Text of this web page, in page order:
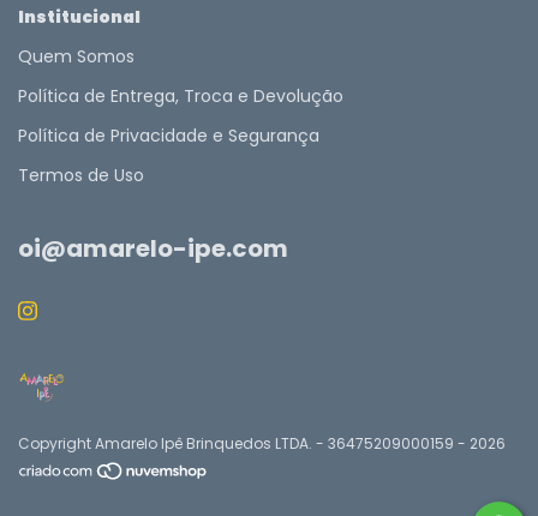
Institucional
Quem Somos
Política de Entrega, Troca e Devolução
Política de Privacidade e Segurança
Termos de Uso
oi@amarelo-ipe.com
Copyright Amarelo Ipê Brinquedos LTDA. - 36475209000159 - 2026